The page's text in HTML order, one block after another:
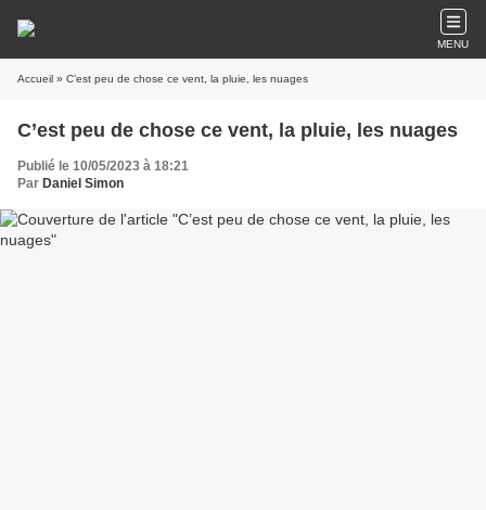
MENU
Accueil » C’est peu de chose ce vent, la pluie, les nuages
C’est peu de chose ce vent, la pluie, les nuages
Publié le 10/05/2023 à 18:21
Par Daniel Simon